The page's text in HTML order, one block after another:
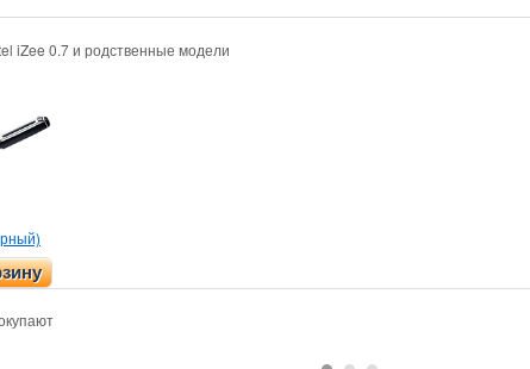
iZee 0.7 и родственные модели